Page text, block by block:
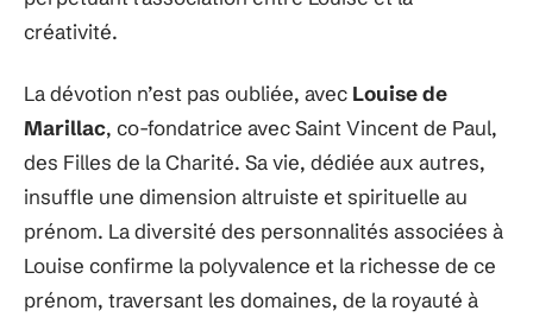
créativité.
La dévotion n’est pas oubliée, avec Louise de
Marillac, co-fondatrice avec Saint Vincent de Paul,
des Filles de la Charité. Sa vie, dédiée aux autres,
insuffle une dimension altruiste et spirituelle au
prénom. La diversité des personnalités associées à
Louise confirme la polyvalence et la richesse de ce
prénom, traversant les domaines, de la royauté à